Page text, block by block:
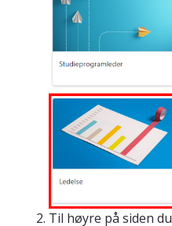
Til høyre på siden